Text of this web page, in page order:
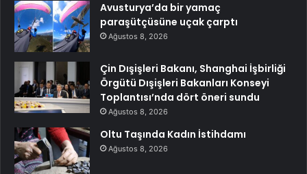
Avusturya’da bir yamaç
paraşütçüsüne uçak çarptı
Ağustos 8, 2026
Çin Dışişleri Bakanı, Shanghai İşbirliği
Örgütü Dışişleri Bakanları Konseyi
Toplantısı’nda dört öneri sundu
Ağustos 8, 2026
Oltu Taşında Kadın İstihdamı
Ağustos 8, 2026